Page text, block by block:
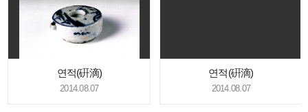
연적(硏滴)
2014.08.07
연적(硏滴)
2014.08.07